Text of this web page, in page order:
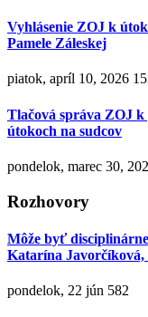
Vyhlásenie ZOJ k
Pamele Záleskej
piatok, apríl 10, 2026
Tlačová správa ZOJ
útokoch na sudcov
pondelok, marec 30,
Rozhovory
Môže byť
Katarína Javorčíková,
pondelok, 22 jún 582